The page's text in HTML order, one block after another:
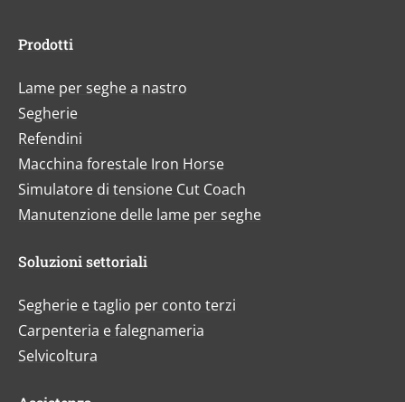
Prodotti
Lame per seghe a nastro
Segherie
Refendini
Macchina forestale Iron Horse
Simulatore di tensione Cut Coach
Manutenzione delle lame per seghe
Soluzioni settoriali
Segherie e taglio per conto terzi
Carpenteria e falegnameria
Selvicoltura